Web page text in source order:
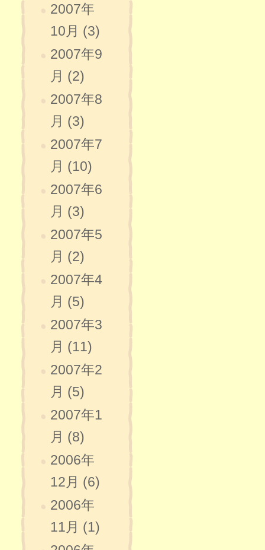
2007年
10月 (3)
2007年9
月 (2)
2007年8
月 (3)
2007年7
月 (10)
2007年6
月 (3)
2007年5
月 (2)
2007年4
月 (5)
2007年3
月 (11)
2007年2
月 (5)
2007年1
月 (8)
2006年
12月 (6)
2006年
11月 (1)